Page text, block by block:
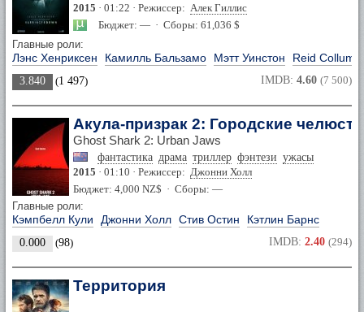
2015 · 01:22 · Режиссер: Алек Гиллис
Бюджет: — · Сборы: 61,036 $
Главные роли:
Лэнс Хенриксен Камилль Бальзамо Мэтт Уинстон Reid Collums
3.840 (1 497) IMDB: 4.60 (7 500)
Акула-призрак 2: Городские челюсти
Ghost Shark 2: Urban Jaws
фантастика драма триллер фэнтези ужасы
2015 · 01:10 · Режиссер: Джонни Холл
Бюджет: 4,000 NZ$ · Сборы: —
Главные роли:
Кэмпбелл Кули Джонни Холл Стив Остин Кэтлин Барнс
0.000 (98) IMDB: 2.40 (294)
Территория